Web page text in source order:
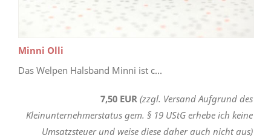
Minni Olli
Das Welpen Halsband Minni ist c...
7,50 EUR (zzgl. Versand Aufgrund des
Kleinunternehmerstatus gem. § 19 UStG erhebe ich keine
Umsatzsteuer und weise diese daher auch nicht aus)